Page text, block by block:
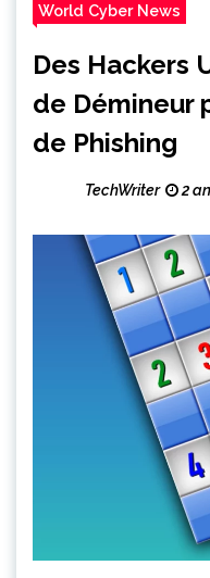
World Cyber News
Des Hackers
de Démineur
de Phishing
TechWriter 2